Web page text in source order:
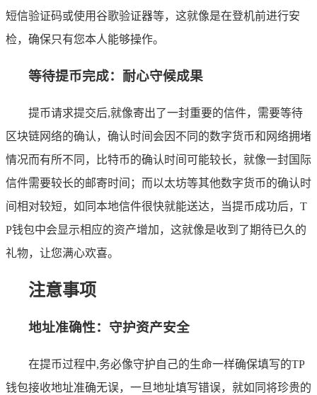
短信验证码或使用谷歌验证器等，这就像是在登机前进行安
检，确保只有您本人能够操作。
等待提币完成：耐心守候成果
提币请求提交后,就像寄出了一封重要的信件，需要等待
区块链网络的确认，确认时间会因不同的数字货币和网络拥堵
情况而有所不同，比特币的确认时间可能较长，就像一封国际
信件需要较长的邮寄时间；而以太坊等其他数字货币的确认时
间相对较短，如同本地信件很快就能送达，当提币成功后，T
P钱包中会显示相应的资产增加，这就像是收到了期待已久的
礼物，让您满心欢喜。
注意事项
地址准确性：守护资产安全
在提币过程中,务必像守护自己的生命一样确保填写的TP
钱包接收地址准确无误，一旦地址填写错误，就如同将珍贵的